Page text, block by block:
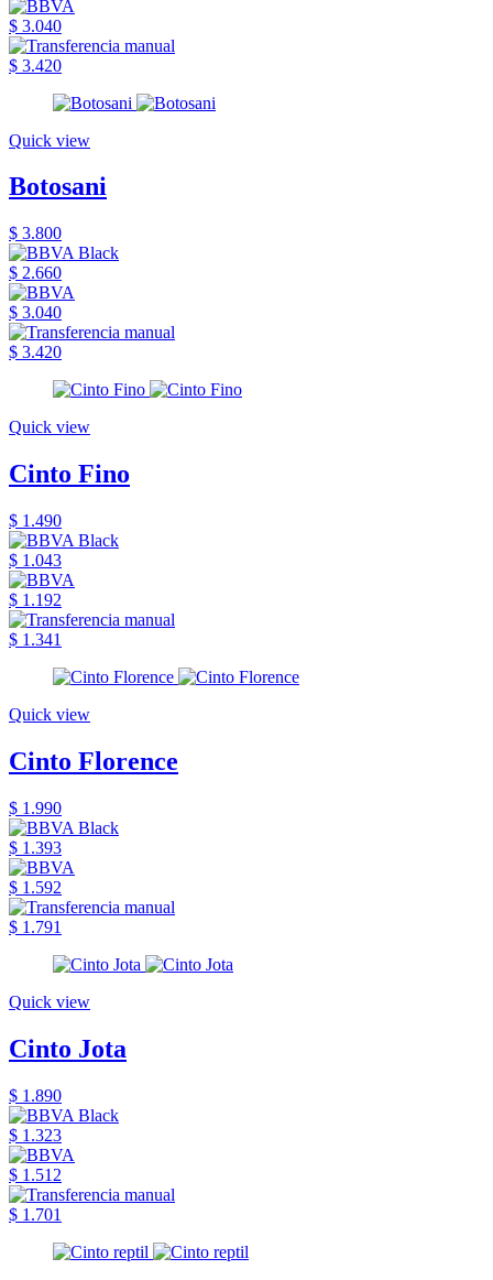
$ 3.040
$ 3.420
Quick view
Botosani
$ 3.800
$ 2.660
$ 3.040
$ 3.420
Quick view
Cinto Fino
$ 1.490
$ 1.043
$ 1.192
$ 1.341
Quick view
Cinto Florence
$ 1.990
$ 1.393
$ 1.592
$ 1.791
Quick view
Cinto Jota
$ 1.890
$ 1.323
$ 1.512
$ 1.701